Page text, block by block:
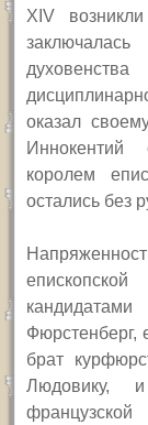
XIV
оказал
Иннокентий
королем
остались без
Фюрстенберг,
брат
Людовику,